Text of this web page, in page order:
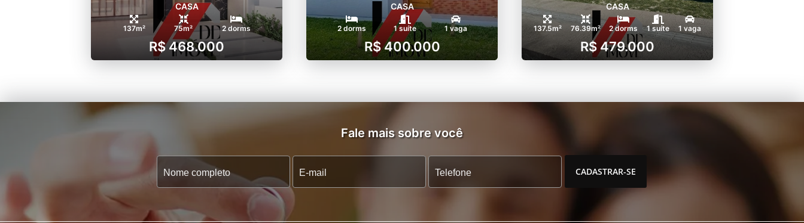
CASA
137m² 75m² 2 dorms
R$ 468.000
CASA
2 dorms 1 suíte 1 vaga
R$ 400.000
CASA
137.5m² 76.39m² 2 dorms 1 suíte 1 vaga
R$ 479.000
Fale mais sobre você
CADASTRAR-SE